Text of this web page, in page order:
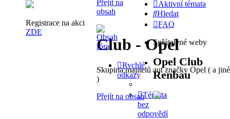
Registrace na akci
ZDE
Přejít na
obsah
Club - Opel
Skupina majitelů aut značky Opel ( a jiné
)
Přejít na obsah
Rychlé
odkazy
Témata
bez
odpovědí
Aktivní témata
Hledat
FAQ
Spřátelené weby
Opel Club
Renbau